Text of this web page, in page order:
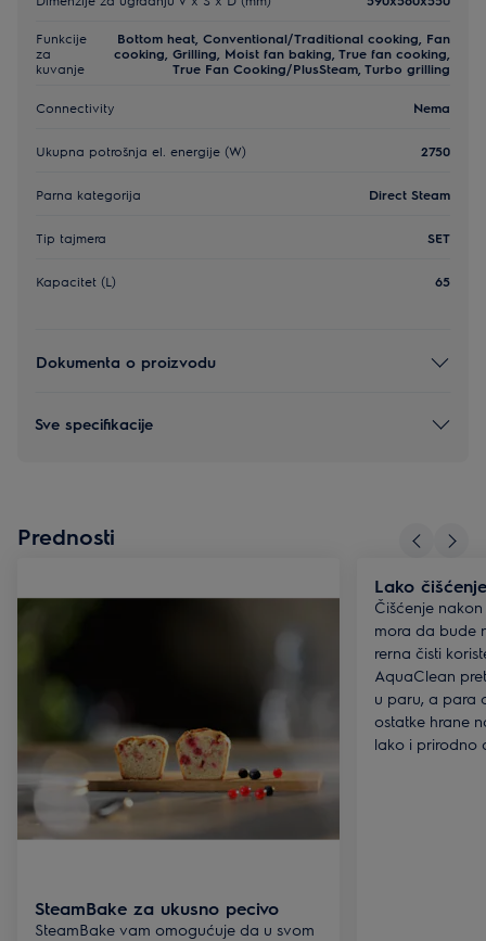
Funkcije
za
kuvanje
Bottom heat, Conventional/Traditional cooking, Fan
cooking, Grilling, Moist fan baking, True fan cooking,
True Fan Cooking/PlusSteam, Turbo grilling
Connectivity Nema
Ukupna potrošnja el. energije (W) 2750
Parna kategorija Direct Steam
Tip tajmera SET
Kapacitet (L) 65
Dokumenta o proizvodu
Sve specifikacije
Prednosti
SteamBake za ukusno pecivo
SteamBake vam omogućuje da u svom
Lako
Čišćenje
mora da bude
rerna čisti
AquaClean
u paru, a para
ostatke hrane
lako i prirodno